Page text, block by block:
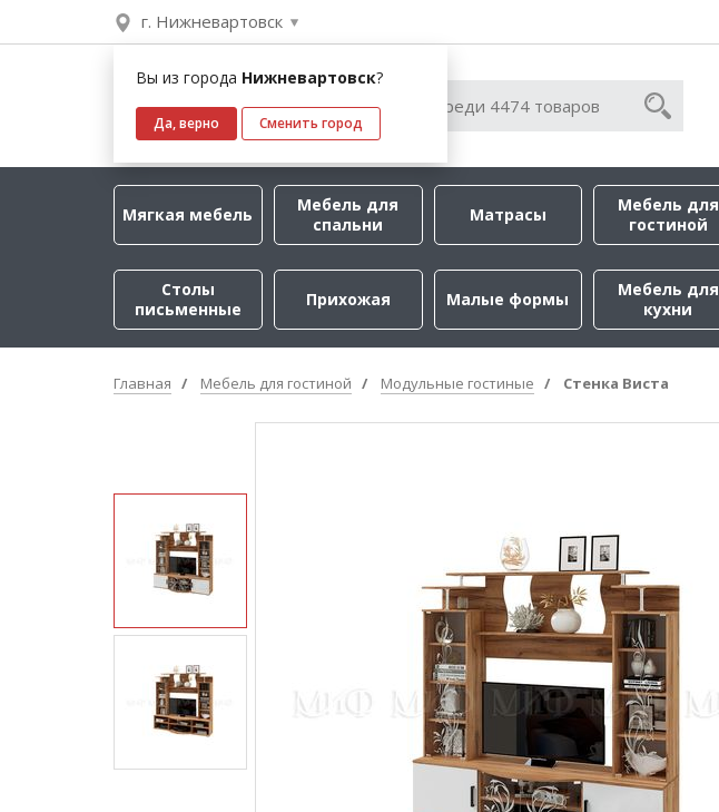
г. Нижневартовск
Вы из города Нижневартовск?
Да, верно Сменить город
Мягкая мебель
Мебель для
спальни
Матрасы
Мебель для
гостиной
Столы
письменные
Прихожая Малые формы
Мебель для
кухни
Главная Мебель для гостиной Модульные гостиные Стенка Виста